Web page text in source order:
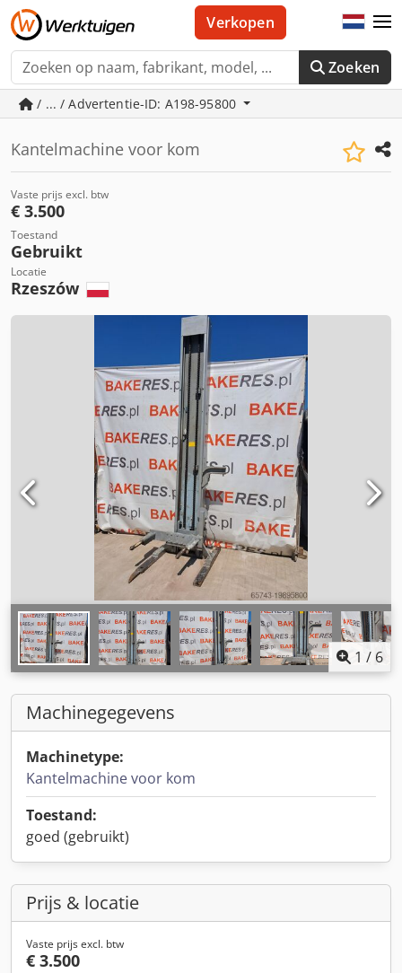
Zoeken
Verkopen
/ ... / Advertentie-ID: A198-95800
Kantelmachine voor kom
Vaste prijs excl. btw
€ 3.500
Toestand
Gebruikt
Locatie
Rzeszów
1 / 6
Machinegegevens
Machinetype:
Kantelmachine voor kom
Toestand:
goed (gebruikt)
Prijs & locatie
Vaste prijs excl. btw
€ 3.500